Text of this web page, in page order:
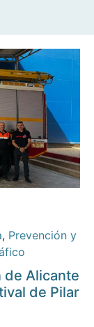
, Prevención y
de Alicante
de Pilar